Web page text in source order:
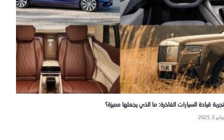
تجربة قيادة السيارات الفاخرة: ما الذي يجعلها مميزة؟
يناير 5, 2025